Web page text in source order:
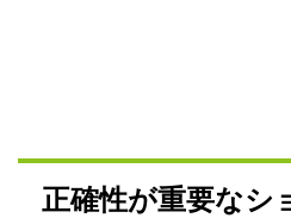
正確性が重要なシ